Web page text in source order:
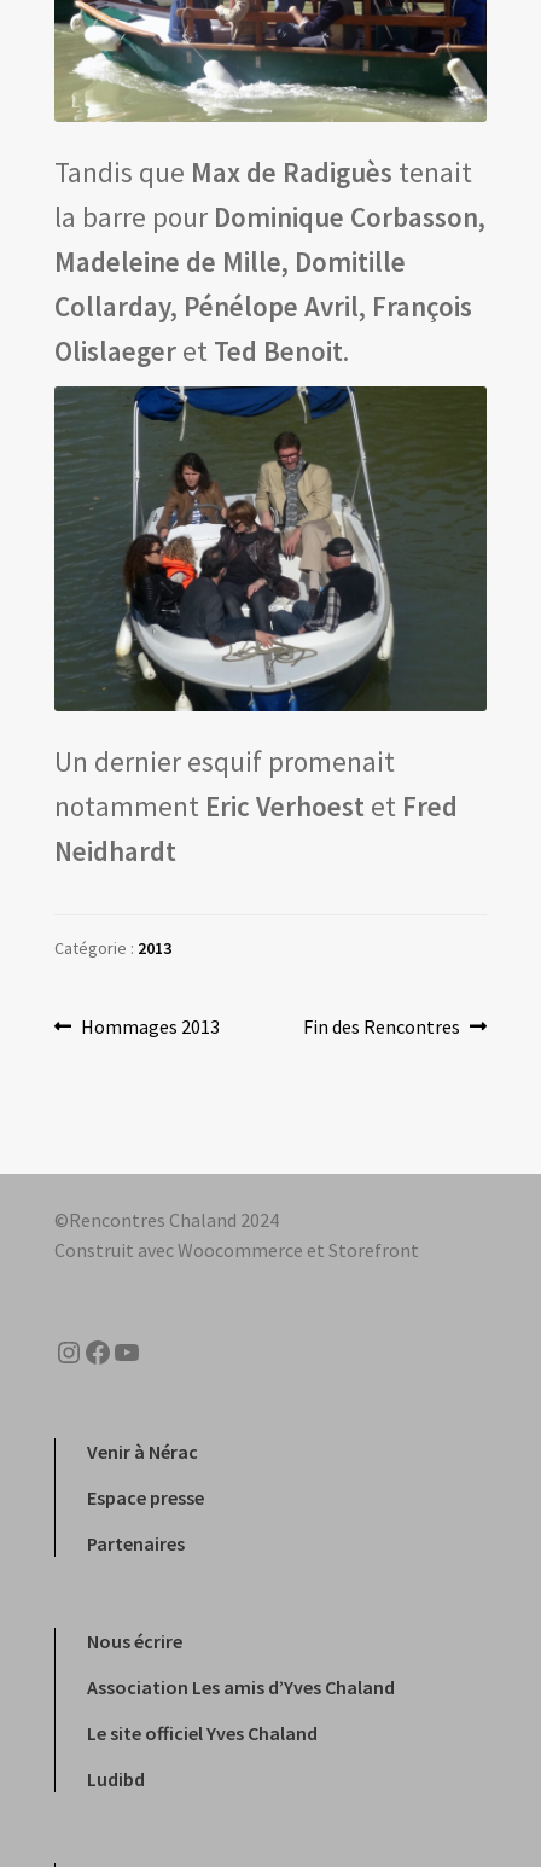
Tandis que Max de Radiguès tenait
la barre pour Dominique Corbasson,
Madeleine de Mille, Domitille
Collarday, Pénélope Avril, François
Olislaegeret Ted Benoit.
Un dernier esquif promenait
notamment Eric Verhoest et Fred
Neidhardt
Catégorie : 2013
Navigation
Article
Hommages 2013
Article
Fin des Rencontres
©Rencontres Chaland 2024
Construit avec Woocommerce et Storefront
Instagram
Facebook
YouTube
Venir à Nérac
Espace presse
Partenaires
Nous écrire
Association Les amis d’Yves Chaland
Le site officiel Yves Chaland
Ludibd